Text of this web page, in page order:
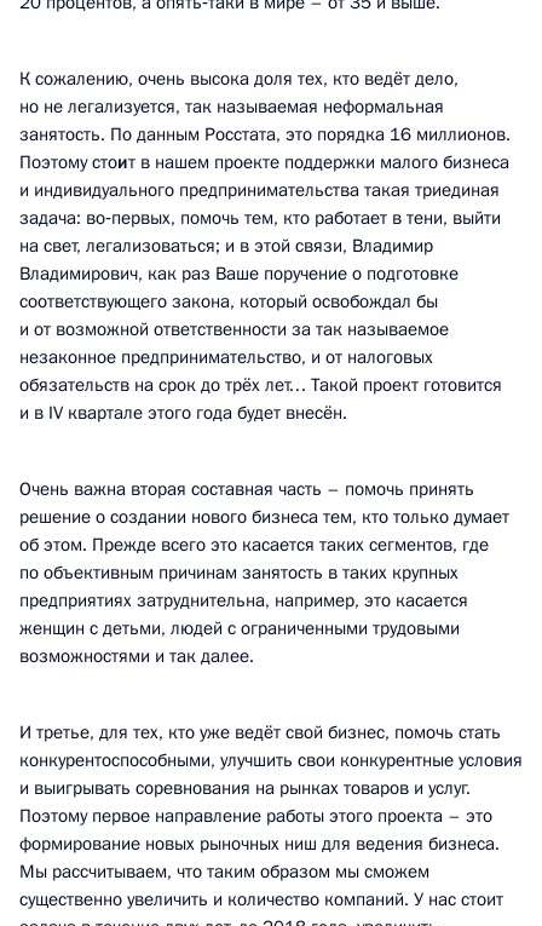
К сожалению, очень высока доля тех, кто ведёт дело,
но не легализуется, так называемая неформальная
занятость. По данным Росстата, это порядка 16 миллионов.
Поэтому стоит в нашем проекте поддержки малого бизнеса
и индивидуального предпринимательства такая триединая
задача: во‑первых, помочь тем, кто работает в тени, выйти
на свет, легализоваться; и в этой связи, Владимир
Владимирович, как раз Ваше поручение о подготовке
соответствующего закона, который освобождал бы
и от возможной ответственности за так называемое
незаконное предпринимательство, и от налоговых
обязательств на срок до трёх лет… Такой проект готовится
и в IV квартале этого года будет внесён.
Очень важна вторая составная часть – помочь принять
решение о создании нового бизнеса тем, кто только думает
об этом. Прежде всего это касается таких сегментов, где
по объективным причинам занятость в таких крупных
предприятиях затруднительна, например, это касается
женщин с детьми, людей с ограниченными трудовыми
возможностями и так далее.
И третье, для тех, кто уже ведёт свой бизнес, помочь стать
конкурентоспособными, улучшить свои конкурентные условия
и выигрывать соревнования на рынках товаров и услуг.
Поэтому первое направление работы этого проекта – это
формирование новых рыночных ниш для ведения бизнеса.
Мы рассчитываем, что таким образом мы сможем
существенно увеличить и количество компаний. У нас стоит